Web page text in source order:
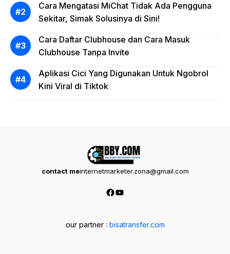
Cara Mengatasi MiChat Tidak Ada Pengguna
Sekitar, Simak Solusinya di Sini!
Cara Daftar Clubhouse dan Cara Masuk
Clubhouse Tanpa Invite
Aplikasi Cici Yang Digunakan Untuk Ngobrol
Kini Viral di Tiktok
contact meinternetmarketer.zona@gmail.com
Facebook
YouTube
our partner : bisatransfer.com